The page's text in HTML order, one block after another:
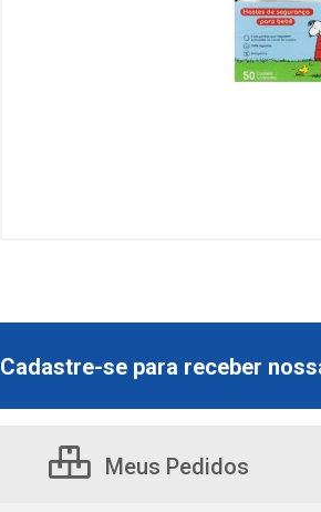
Cadastre-se para receber
Meus Pedidos